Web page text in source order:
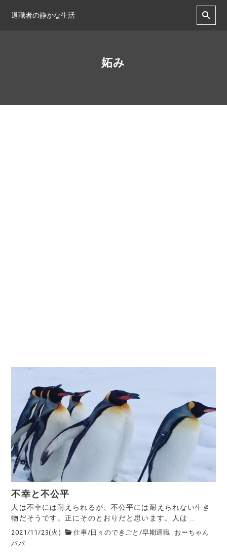
退職者の静かな生活
妬み
不幸と不公平
人は不幸には耐えられるが、不公平には耐えられない生き
物だそうです。正にそのとおりだと思います。人は ...
2021/11/23(火) 仕事/日々のできごと /早期退職
おーちゃん
パパ